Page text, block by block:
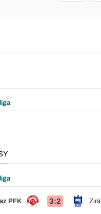
PFK 3:2